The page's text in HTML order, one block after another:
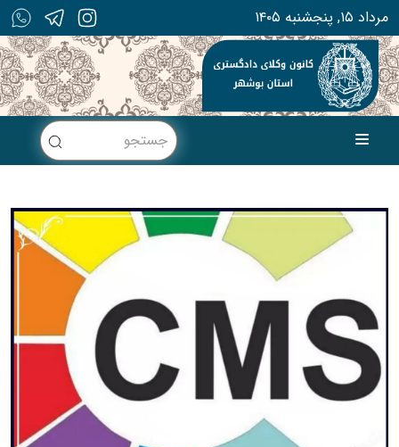
۱۴۰۵ مرداد ۱۵, پنجشنبه